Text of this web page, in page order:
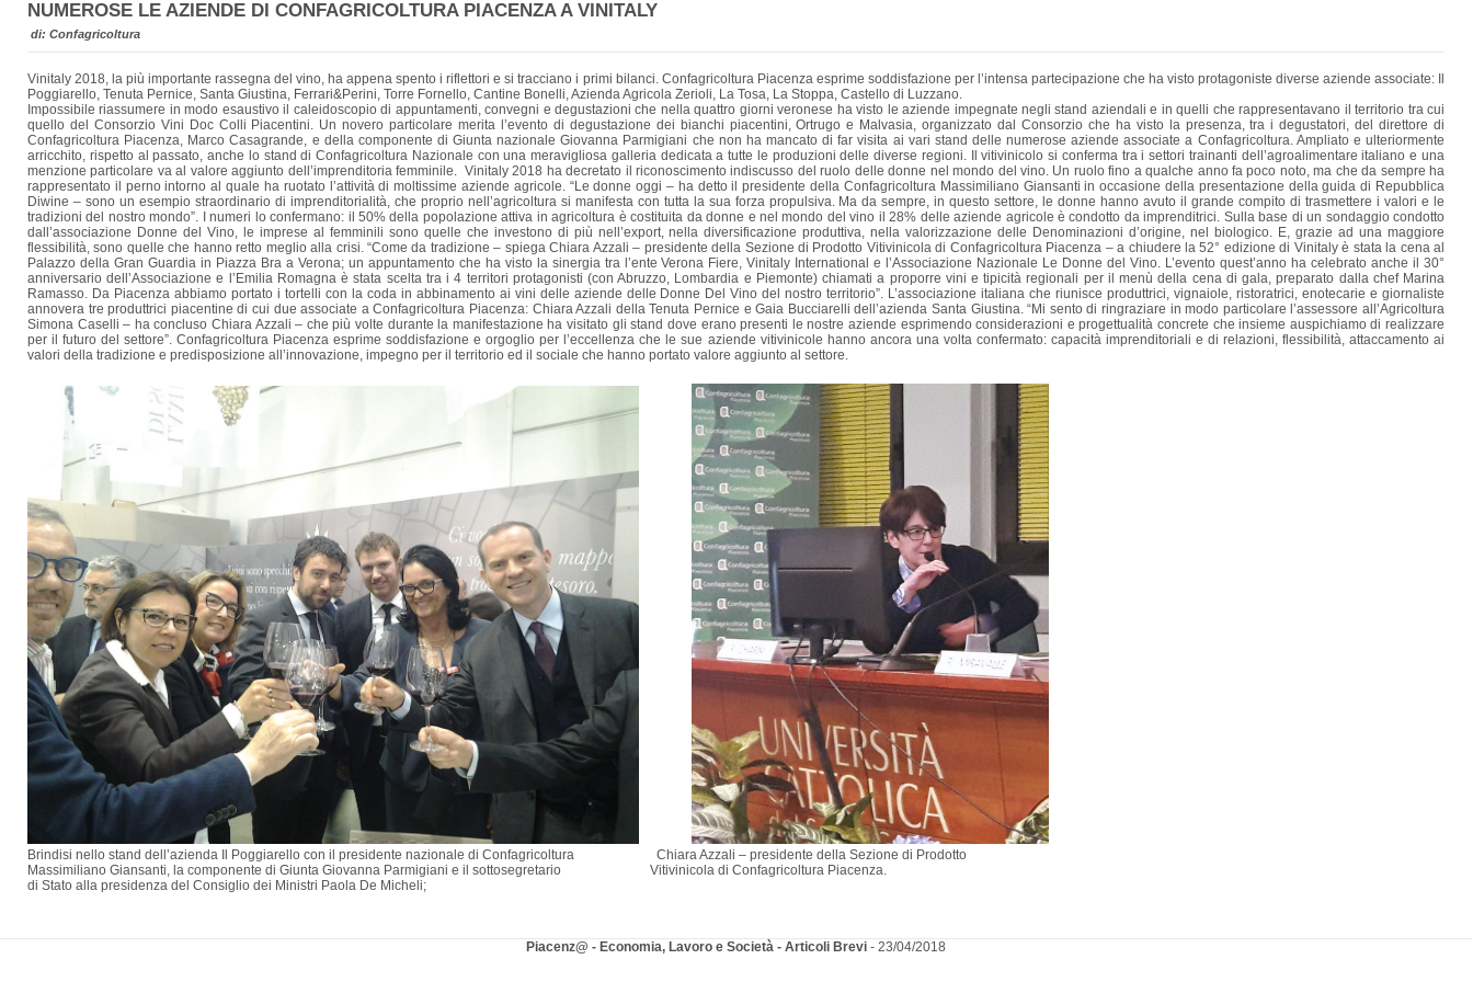
NUMEROSE LE AZIENDE DI CONFAGRICOLTURA PIACENZA A VINITALY
di: Confagricoltura
Vinitaly 2018, la più importante rassegna del vino, ha appena spento i riflettori e si tracciano i primi bilanci. Confagricoltura Piacenza esprime soddisfazione per l’intensa partecipazione che ha visto protagoniste diverse aziende associate: Il
Poggiarello, Tenuta Pernice, Santa Giustina, Ferrari&Perini, Torre Fornello, Cantine Bonelli, Azienda Agricola Zerioli, La Tosa, La Stoppa, Castello di Luzzano.
Impossibile riassumere in modo esaustivo il caleidoscopio di appuntamenti, convegni e degustazioni che nella quattro giorni veronese ha visto le aziende impegnate negli stand aziendali e in quelli che rappresentavano il territorio tra cui
quello del Consorzio Vini Doc Colli Piacentini. Un novero particolare merita l’evento di degustazione dei bianchi piacentini, Ortrugo e Malvasia, organizzato dal Consorzio che ha visto la presenza, tra i degustatori, del direttore di
Confagricoltura Piacenza, Marco Casagrande, e della componente di Giunta nazionale Giovanna Parmigiani che non ha mancato di far visita ai vari stand delle numerose aziende associate a Confagricoltura. Ampliato e ulteriormente
arricchito, rispetto al passato, anche lo stand di Confagricoltura Nazionale con una meravigliosa galleria dedicata a tutte le produzioni delle diverse regioni. Il vitivinicolo si conferma tra i settori trainanti dell’agroalimentare italiano e una
menzione particolare va al valore aggiunto dell’imprenditoria femminile. Vinitaly 2018 ha decretato il riconoscimento indiscusso del ruolo delle donne nel mondo del vino. Un ruolo fino a qualche anno fa poco noto, ma che da sempre ha
rappresentato il perno intorno al quale ha ruotato l’attività di moltissime aziende agricole. “Le donne oggi – ha detto il presidente della Confagricoltura Massimiliano Giansanti in occasione della presentazione della guida di Repubblica
Diwine – sono un esempio straordinario di imprenditorialità, che proprio nell’agricoltura si manifesta con tutta la sua forza propulsiva. Ma da sempre, in questo settore, le donne hanno avuto il grande compito di trasmettere i valori e le
tradizioni del nostro mondo”. I numeri lo confermano: il 50% della popolazione attiva in agricoltura è costituita da donne e nel mondo del vino il 28% delle aziende agricole è condotto da imprenditrici. Sulla base di un sondaggio condotto
dall’associazione Donne del Vino, le imprese al femminili sono quelle che investono di più nell’export, nella diversificazione produttiva, nella valorizzazione delle Denominazioni d’origine, nel biologico. E, grazie ad una maggiore
flessibilità, sono quelle che hanno retto meglio alla crisi. “Come da tradizione – spiega Chiara Azzali – presidente della Sezione di Prodotto Vitivinicola di Confagricoltura Piacenza – a chiudere la 52° edizione di Vinitaly è stata la cena al
Palazzo della Gran Guardia in Piazza Bra a Verona; un appuntamento che ha visto la sinergia tra l’ente Verona Fiere, Vinitaly International e l’Associazione Nazionale Le Donne del Vino. L’evento quest’anno ha celebrato anche il 30°
anniversario dell’Associazione e l’Emilia Romagna è stata scelta tra i 4 territori protagonisti (con Abruzzo, Lombardia e Piemonte) chiamati a proporre vini e tipicità regionali per il menù della cena di gala, preparato dalla chef Marina
Ramasso. Da Piacenza abbiamo portato i tortelli con la coda in abbinamento ai vini delle aziende delle Donne Del Vino del nostro territorio”. L’associazione italiana che riunisce produttrici, vignaiole, ristoratrici, enotecarie e giornaliste
annovera tre produttrici piacentine di cui due associate a Confagricoltura Piacenza: Chiara Azzali della Tenuta Pernice e Gaia Bucciarelli dell’azienda Santa Giustina. “Mi sento di ringraziare in modo particolare l’assessore all’Agricoltura
Simona Caselli – ha concluso Chiara Azzali – che più volte durante la manifestazione ha visitato gli stand dove erano presenti le nostre aziende esprimendo considerazioni e progettualità concrete che insieme auspichiamo di realizzare
per il futuro del settore”. Confagricoltura Piacenza esprime soddisfazione e orgoglio per l’eccellenza che le sue aziende vitivinicole hanno ancora una volta confermato: capacità imprenditoriali e di relazioni, flessibilità, attaccamento ai
valori della tradizione e predisposizione all’innovazione, impegno per il territorio ed il sociale che hanno portato valore aggiunto al settore.
Brindisi nello stand dell’azienda Il Poggiarello con il presidente nazionale di Confagricoltura Chiara Azzali – presidente della Sezione di Prodotto
Massimiliano Giansanti, la componente di Giunta Giovanna Parmigiani e il sottosegretario Vitivinicola di Confagricoltura Piacenza.
di Stato alla presidenza del Consiglio dei Ministri Paola De Micheli;
Piacenz@ - Economia, Lavoro e Società - Articoli Brevi - 23/04/2018